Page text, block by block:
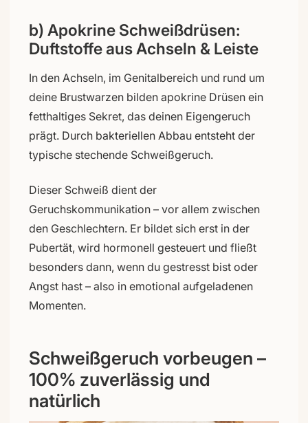
b) Apokrine Schweißdrüsen:
Duftstoffe aus Achseln & Leiste
In den Achseln, im Genitalbereich und rund um
deine Brustwarzen bilden apokrine Drüsen ein
fetthaltiges Sekret, das deinen Eigengeruch
prägt. Durch bakteriellen Abbau entsteht der
typische stechende Schweißgeruch.
Dieser Schweiß dient der
Geruchskommunikation – vor allem zwischen
den Geschlechtern. Er bildet sich erst in der
Pubertät, wird hormonell gesteuert und fließt
besonders dann, wenn du gestresst bist oder
Angst hast – also in emotional aufgeladenen
Momenten.
Schweißgeruch vorbeugen –
100% zuverlässig und
natürlich